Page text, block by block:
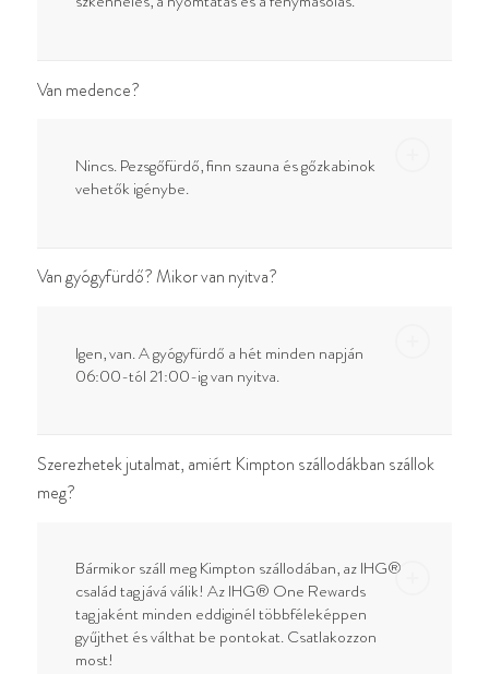
Van medence?
Nincs. Pezsgőfürdő, finn szauna és gőzkabinok
vehetők igénybe.
Van gyógyfürdő? Mikor van nyitva?
Igen, van. A gyógyfürdő a hét minden napján
06:00-tól 21:00-ig van nyitva.
Szerezhetek jutalmat, amiért Kimpton szállodákban szállok
meg?
Bármikor száll meg Kimpton szállodában, az IHG®
család tagjává válik! Az IHG® One Rewards
tagjaként minden eddiginél többféleképpen
gyűjthet és válthat be pontokat. Csatlakozzon
most!